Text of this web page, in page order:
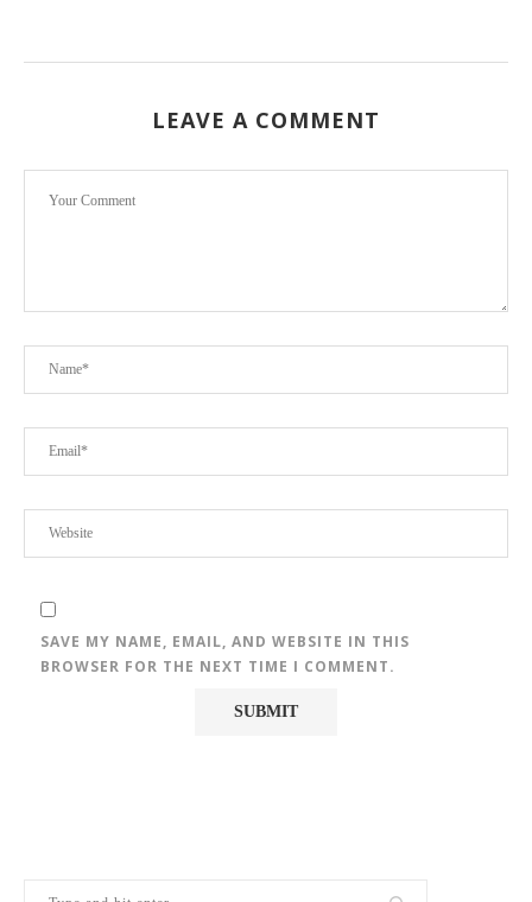
LEAVE A COMMENT
SAVE MY NAME, EMAIL, AND WEBSITE IN THIS
BROWSER FOR THE NEXT TIME I COMMENT.